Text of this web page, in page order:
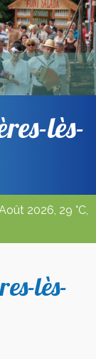
lès-
2026, 29 °C,
lès-